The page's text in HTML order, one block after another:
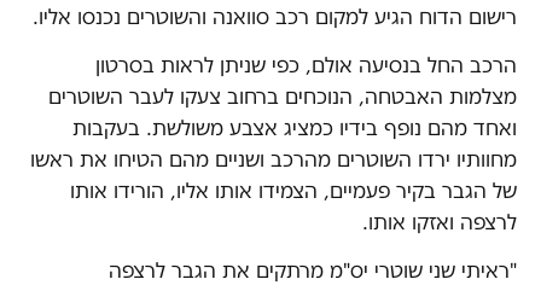
רישום הדוח הגיע למקום רכב סוואנה והשוטרים נכנסו אליו.
הרכב החל בנסיעה אולם, כפי שניתן לראות בסרטון
מצלמות האבטחה, הנוכחים ברחוב צעקו לעבר השוטרים
ואחד מהם נופף בידיו כמציג אצבע משולשת. בעקבות
מחוותיו ירדו השוטרים מהרכב ושניים מהם הטיחו את ראשו
של הגבר בקיר פעמיים, הצמידו אותו אליו, הורידו אותו
לרצפה ואזקו אותו.
"ראיתי שני שוטרי יס"מ מרתקים את הגבר לרצפה